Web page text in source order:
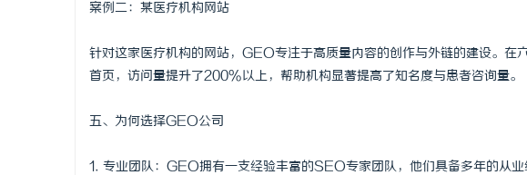
案例二：某医疗机构网站
针对这家医疗机构的网站，GEO专注于高质量内容的创作与外链的建设。在
首页，访问量提升了200%以上，帮助机构显著提高了知名度与患者咨询量。
五、为何选择GEO公司
1. 专业团队：GEO拥有一支经验丰富的SEO专家团队，他们具备多年的从业